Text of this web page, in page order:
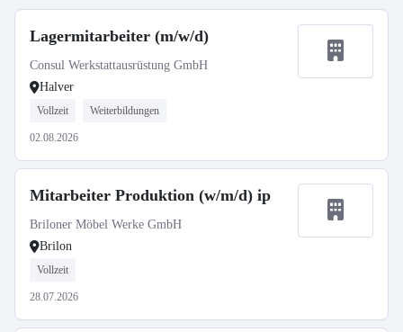
Lagermitarbeiter (m/w/d)
Consul Werkstattausrüstung GmbH
Halver
Vollzeit Weiterbildungen
02.08.2026
Mitarbeiter Produktion (w/m/d) ip
Briloner Möbel Werke GmbH
Brilon
Vollzeit
28.07.2026